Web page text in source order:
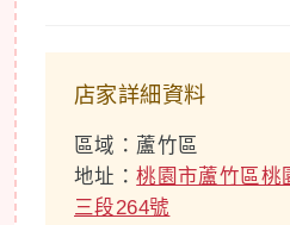
店家詳細資料
區域：蘆竹區
地址：桃園市蘆竹區桃
三段264號